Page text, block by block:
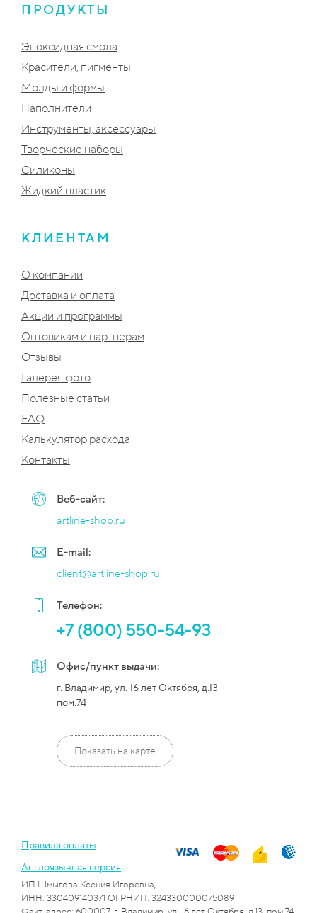
ПРОДУКТЫ
Эпоксидная смола
Красители, пигменты
Молды и формы
Наполнители
Инструменты, аксессуары
Творческие наборы
Силиконы
Жидкий пластик
КЛИЕНТАМ
О компании
Доставка и оплата
Акции и программы
Оптовикам и партнерам
Отзывы
Галерея фото
Полезные статьи
FAQ
Калькулятор расхода
Контакты
Веб-сайт:
artline-shop.ru
E-mail:
client@artline-shop.ru
Телефон:
+7 (800) 550-54-93
Офис/пункт выдачи:
г. Владимир, ул. 16 лет Октября, д.13
пом.74
Показать на карте
Правила оплаты
Англоязычная версия
ИП Шмыгова Ксения Игоревна,
ИНН: 330409140371 ОГРНИП: 324330000075089